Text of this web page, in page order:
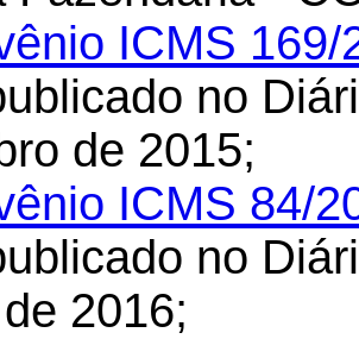
ICMS
no
de 2015;
ICMS 84/
no
2016;